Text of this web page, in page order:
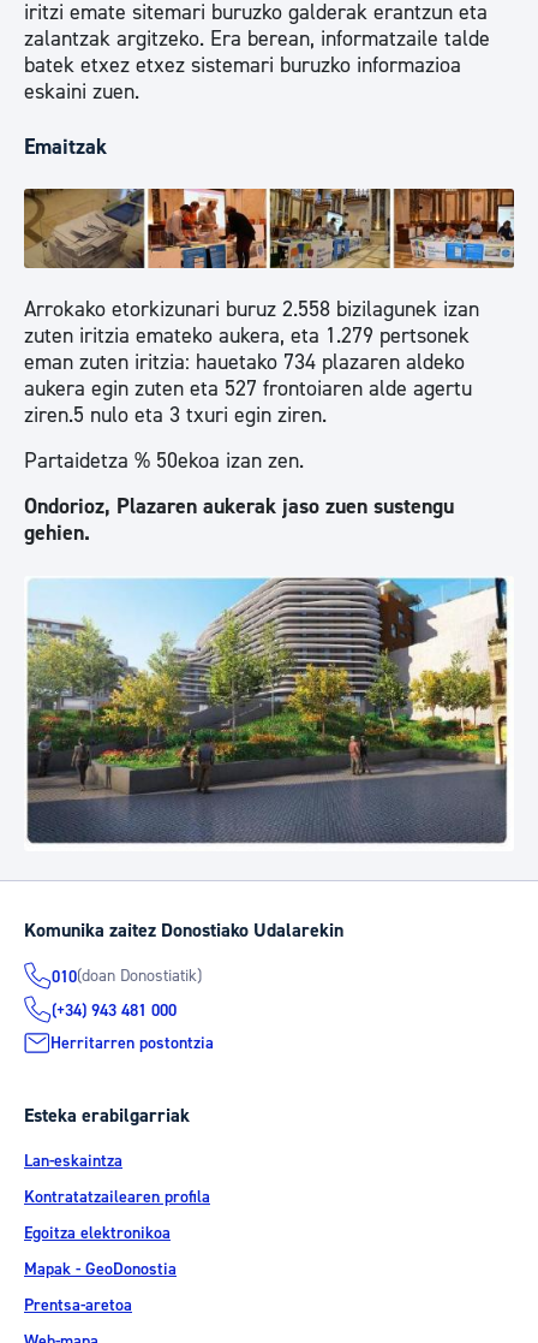
iritzi emate sitemari buruzko galderak erantzun eta
zalantzak argitzeko. Era berean, informatzaile talde
batek etxez etxez sistemari buruzko informazioa
eskaini zuen.
Emaitzak
Arrokako etorkizunari buruz 2.558 bizilagunek izan
zuten iritzia emateko aukera, eta 1.279 pertsonek
eman zuten iritzia: hauetako 734 plazaren aldeko
aukera egin zuten eta 527 frontoiaren alde agertu
ziren.5 nulo eta 3 txuri egin ziren.
Partaidetza % 50ekoa izan zen.
Ondorioz, Plazaren aukerak jaso zuen sustengu
gehien.
Komunika zaitez Donostiako Udalarekin
010(doan Donostiatik)
(+34) 943 481 000
Herritarren postontzia
Esteka erabilgarriak
Lan-eskaintza
Kontratatzailearen profila
Egoitza elektronikoa
Mapak - GeoDonostia
Prentsa-aretoa